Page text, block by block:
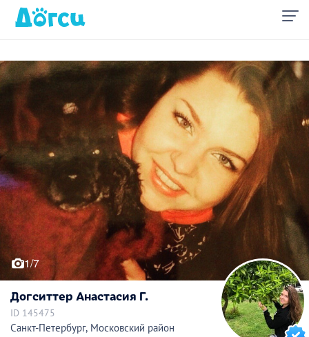
1/7
Догситтер Анастасия Г.
ID 145475
Санкт-Петербург, Московский район